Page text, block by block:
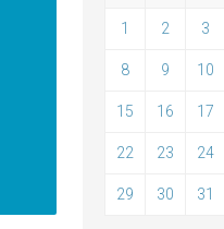
1 2 3
8 9 10
15 16 17
22 23 24
29 30 31